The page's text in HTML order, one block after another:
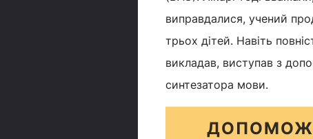
виправдалися, учений
трьох дітей. Навіть
викладав, виступав з
синтезатора мови.